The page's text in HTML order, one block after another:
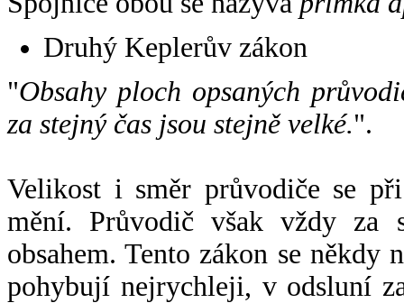
Druhý Keplerův zákon
"Obsahy ploch opsaných
za stejný čas jsou stejně velké.".
Velikost i směr průvodiče se
mění. Průvodič však vždy za
obsahem. Tento zákon se někdy
pohybují nejrychleji, v odsluní